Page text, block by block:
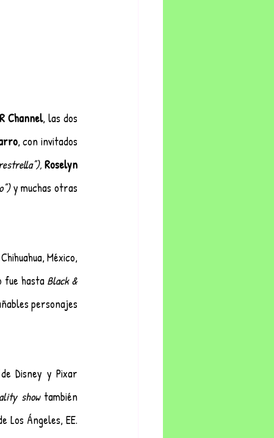
Channel, las dos
, con invitados
Roselyn
y muchas otras
México,
fue hasta Black &
personajes
Disney y Pixar
show también
Los Ángeles, EE.